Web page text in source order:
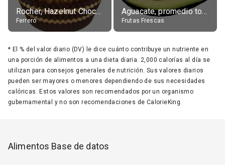
Rocher, Hazelnut Chocolate Ball
Ferrero
Aguacate, promedio todos variedades, crudo
Frutas Frescas
* El % del valor diario (DV) le dice cuánto contribuye un nutriente en
una porción de alimentos a una dieta diaria. 2,000 calorías al día se
utilizan para consejos generales de nutrición. Sus valores diarios
pueden ser mayores o menores dependiendo de sus necesidades
calóricas. Estos valores son recomendados por un organismo
gubernamental y no son recomendaciones de CalorieKing.
Alimentos Base de datos